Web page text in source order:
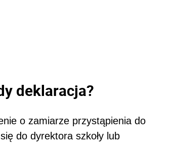
deklaracja?
o zamiarze przystąpienia do
do dyrektora szkoły lub